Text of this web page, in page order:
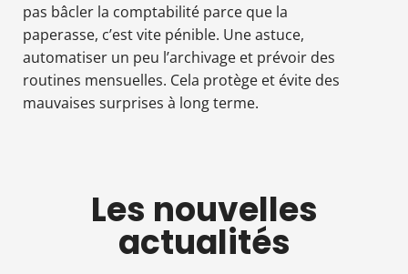
pas bâcler la comptabilité parce que la
paperasse, c’est vite pénible. Une astuce,
automatiser un peu l’archivage et prévoir des
routines mensuelles. Cela protège et évite des
mauvaises surprises à long terme.
Les nouvelles
actualités